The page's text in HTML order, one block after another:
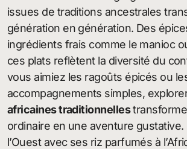
issues de traditions ancestrales
génération en génération. Des
ingrédients frais comme le manioc
ces plats reflètent la diversité du
vous aimiez les ragoûts épicés ou
accompagnements simples,
africaines traditionnelles
ordinaire en une aventure gustative.
l’Ouest avec ses riz parfumés à